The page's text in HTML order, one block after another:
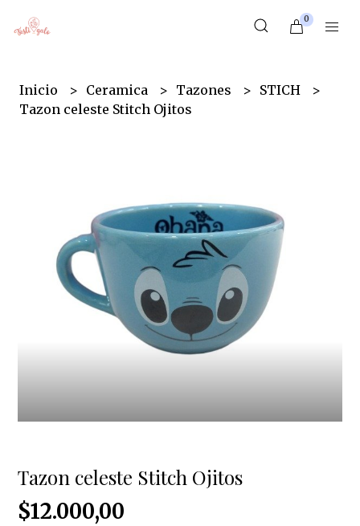
0
Inicio Ceramica Tazones
STICH
Tazon celeste Stitch Ojitos
Tazon celeste Stitch Ojitos
$12.000,00